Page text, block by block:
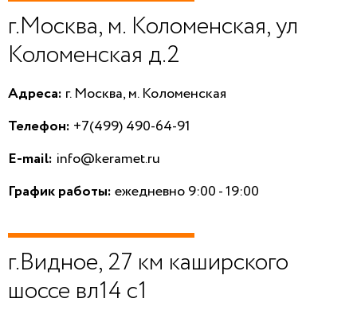
г.Москва, м. Коломенская, ул
Коломенская д.2
Адреса: г. Москва, м. Коломенская
Телефон: +7(499) 490-64-91
E-mail: info@keramet.ru
График работы:ежедневно 9:00 - 19:00
г.Видное, 27 км каширского
шоссе вл14 с1